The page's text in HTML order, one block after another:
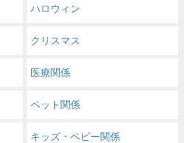
ハロウィン
クリスマス
医療関係
ペット関係
キッズ・ベビー関係